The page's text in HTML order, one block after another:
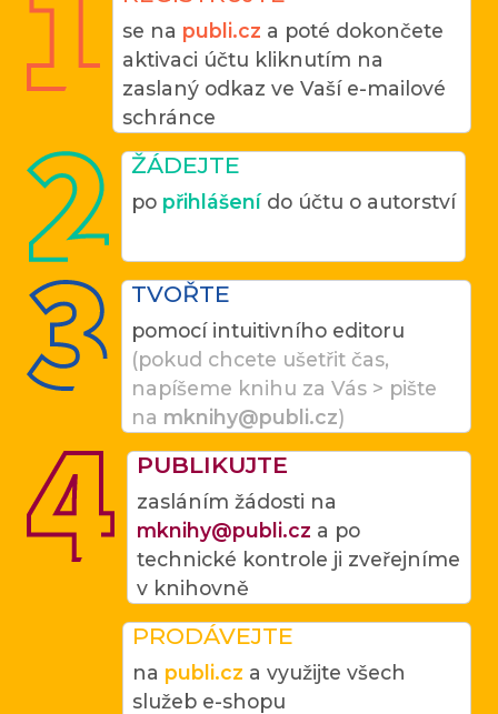
se na publi.cz a poté dokončete
aktivaci účtu kliknutím na
zaslaný odkaz ve Vaší e-mailové
schránce
ŽÁDEJTE
po přihlášenído účtu o autorství
TVOŘTE
pomocí intuitivního editoru
(pokud chcete ušetřit čas,
napíšeme knihu za Vás > pište
na mknihy@publi.cz)
PUBLIKUJTE
zasláním žádosti na
mknihy@publi.cz a po
technické kontrole ji zveřejníme
v knihovně
PRODÁVEJTE
na publi.cz a využijte všech
služeb e-shopu